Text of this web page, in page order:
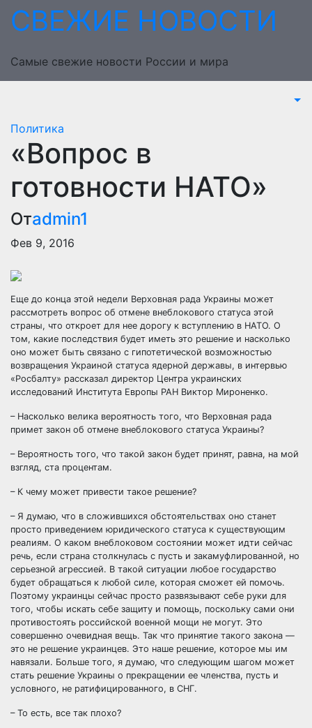
Перейти
СВЕЖИЕ НОВОСТИ
Самые свежие новости России и мира
Политика
«Вопрос в
готовности НАТО»
Отadmin1
Фев 9, 2016
Еще до конца этой недели Верховная рада Украины может
рассмотреть вопрос об отмене внеблокового статуса этой
страны, что откроет для нее дорогу к вступлению в НАТО. О
том, какие последствия будет иметь это решение и насколько
оно может быть связано с гипотетической возможностью
возвращения Украиной статуса ядерной державы, в интервью
«Росбалту» рассказал директор Центра украинских
исследований Института Европы РАН Виктор Мироненко.
– Насколько велика вероятность того, что Верховная рада
примет закон об отмене внеблокового статуса Украины?
– Вероятность того, что такой закон будет принят, равна, на мой
взгляд, ста процентам.
– К чему может привести такое решение?
– Я думаю, что в сложившихся обстоятельствах оно станет
просто приведением юридического статуса к существующим
реалиям. О каком внеблоковом состоянии может идти сейчас
речь, если страна столкнулась с пусть и закамуфлированной, но
серьезной агрессией. В такой ситуации любое государство
будет обращаться к любой силе, которая сможет ей помочь.
Поэтому украинцы сейчас просто развязывают себе руки для
того, чтобы искать себе защиту и помощь, поскольку сами они
противостоять российской военной мощи не могут. Это
совершенно очевидная вещь. Так что принятие такого закона —
это не решение украинцев. Это наше решение, которое мы им
навязали. Больше того, я думаю, что следующим шагом может
стать решение Украины о прекращении ее членства, пусть и
условного, не ратифицированного, в СНГ.
– То есть, все так плохо?